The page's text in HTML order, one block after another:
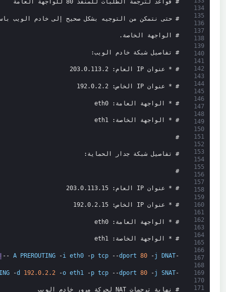
134
135
136
137
138
139
140
141
142
143
144
145
146
147
148
149
150
151
152
153
154
155
156
157
158
159
160
161
162
163
164
165
166
167
168
169
170
171
# قواعد لترجمة الطلبات للمنفذ 80 للواجهة العامة
# حتى نتمكن من التوجيه بشكل صحيح إلى خادم الويب
# الواجهة الخاصة.
# تفاصيل شبكة خادم الويب:
# * عنوان IP العام: 203.0.113.2
# * عنوان IP الخاص: 192.0.2.2
# * الواجهة العامة: eth0
# * الواجهة الخاصة: eth1
#
# تفاصيل شبكة جدار الحماية:
#
# * عنوان IP العام: 203.0.113.15
# * عنوان IP الخاص: 192.0.2.15
# * الواجهة العامة: eth0
# * الواجهة الخاصة: eth1
-
A PREROUTING -i eth0 -p tcp --dport 80 -j DNAT
--
-
-d 192.0.2.2 -o eth1 -p tcp --dport 80 -j SNAT
# نهاية ترجمات NAT لحركة مرور خادم الويب